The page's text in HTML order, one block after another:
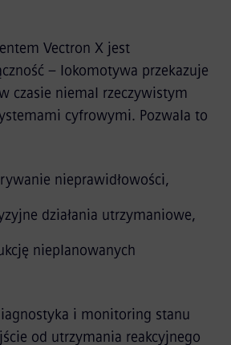
Vectron X jest
– lokomotywa przekazuje
czasie niemal rzeczywistym
cyfrowymi. Pozwala to
nieprawidłowości,
działania utrzymaniowe,
nieplanowanych
i monitoring stanu
od utrzymania reakcyjnego